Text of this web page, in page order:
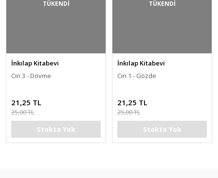
TÜKENDİ
İnkılap Kitabevi
Cin 3 - Dövme
21,25 TL
25,00 TL
Stokta Yok
TÜKENDİ
İnkılap Kitabevi
Cin 1 - Gözde
21,25 TL
25,00 TL
Stokta Yok